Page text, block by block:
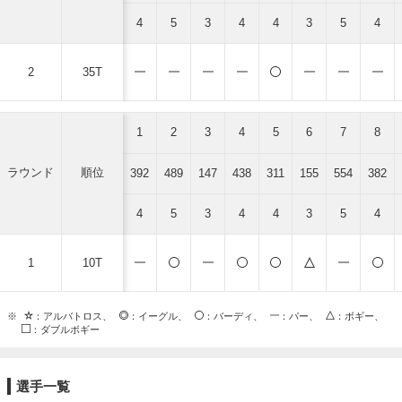
2 35T
4 5 3 4 4 3 5 4
ラウンド 順位
1 10T
1 2 3 4 5 6 7 8
392 489 147 438 311 155 554 382
4 5 3 4 4 3 5 4
※ ：アルバトロス、 ：イーグル、 ：バーディ、 ：パー、
：ボギー、
：ダブルボギー
選手一覧